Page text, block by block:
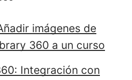
imágenes de
360 a un curso
Integración con